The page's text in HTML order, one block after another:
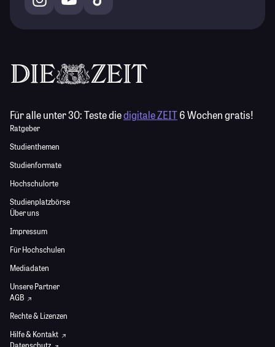
Für alle unter 30:Teste diedigitale ZEIT6 Wochen gratis!
Ratgeber
Studienthemen
Studienformate
Hochschulorte
Studienplatzbörse
Über uns
Impressum
Für Hochschulen
Mediadaten
Unsere Partner
AGB
Rechte & Lizenzen
Hilfe & Kontakt